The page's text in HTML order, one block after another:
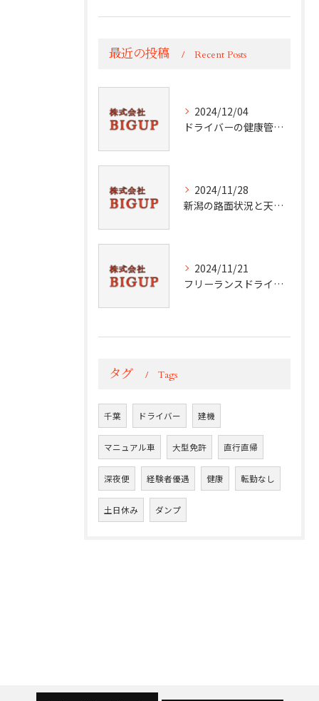
最近の投稿 Recent Posts
2024/12/04
ドライバーの健康管理術
2024/11/28
新潟の路面状況と天候分析
2024/11/21
フリーランスドライバーの挑戦と成功
タグ Tags
千葉 ドライバー 建機
マニュアル車 大型免許 直行直帰
深夜便 経験者優遇 健康 転勤なし
土日休み ダンプ